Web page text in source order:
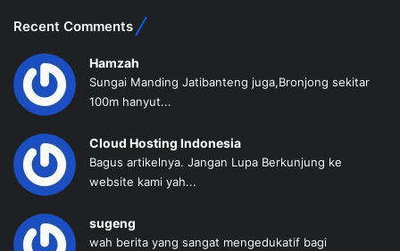
Recent Comments
Hamzah
Sungai Manding Jatibanteng juga,Bronjong sekitar
100m hanyut...
Cloud Hosting Indonesia
Bagus artikelnya. Jangan Lupa Berkunjung ke
website kami yah...
sugeng
wah berita yang sangat mengedukatif bagi